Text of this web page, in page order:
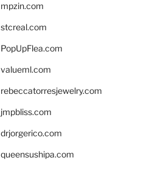
mpzin.com
stcreal.com
PopUpFlea.com
valueml.com
rebeccatorresjewelry.com
jmpbliss.com
drjorgerico.com
queensushipa.com